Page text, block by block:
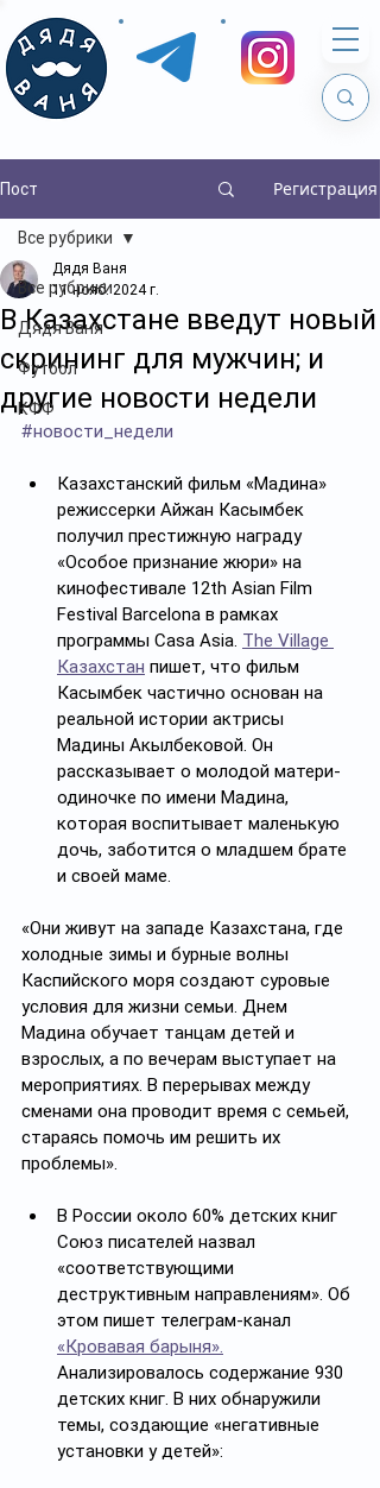
Пост Регистрация
Все рубрики
Дядя Ваня
Футбол
КФФ
Все рубрики
В Казахстане введут новый
скрининг для мужчин; и
другие новости недели
Дядя Ваня
11 нояб. 2024 г.
#новости_недели
Казахстанский фильм «Мадина»
режиссерки Айжан Касымбек
получил престижную награду
«Особое признание жюри» на
кинофестивале 12th Asian Film
Festival Barcelona в рамках
программы Casa Asia. The Village
Казахстан пишет, что фильм
Касымбек частично основан на
реальной истории актрисы
Мадины Акылбековой. Он
рассказывает о молодой матери-
одиночке по имени Мадина,
которая воспитывает маленькую
дочь, заботится о младшем брате
и своей маме.
«Они живут на западе Казахстана, где
холодные зимы и бурные волны
Каспийского моря создают суровые
условия для жизни семьи. Днем
Мадина обучает танцам детей и
взрослых, а по вечерам выступает на
мероприятиях. В перерывах между
сменами она проводит время с семьей,
стараясь помочь им решить их
проблемы».
В России около 60% детских книг
Союз писателей назвал
«соответствующими
деструктивным направлениям». Об
этом пишет телеграм-канал
«Кровавая барыня».
Анализировалось содержание 930
детских книг. В них обнаружили
темы, создающие «негативные
установки у детей»: